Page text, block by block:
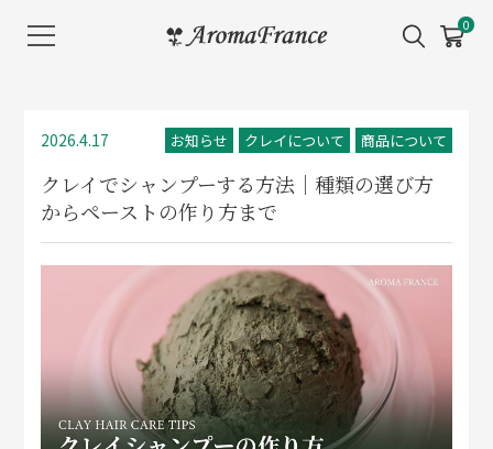
メ
ニ
0
2026.4.17 お知らせ クレイについて 商品について
クレイでシャンプーする方法｜種類の選び方
からペーストの作り方まで